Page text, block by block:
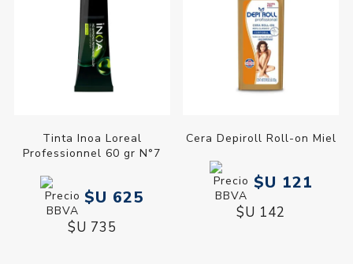
Tinta Inoa Loreal
Professionnel 60 gr N°7
$U 625
$U 735
Cera Depiroll Roll-on Miel
$U 121
$U 142